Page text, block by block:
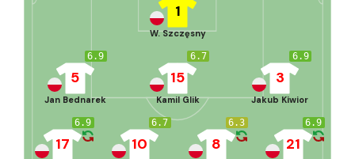
1
W. Szczęsny
6.9
3
Jakub Kiwior
6.7
15
Kamil Glik
6.9
5
Jan Bednarek
6.9
21
6.3
8
6.7
10
6.9
17